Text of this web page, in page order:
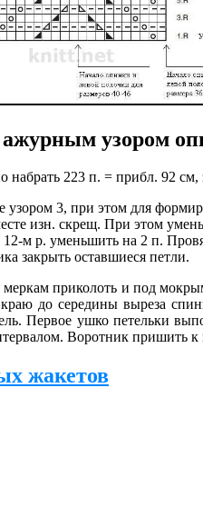
узором
223 п. = прибл. 92 см,
узором 3, при этом для
изн. скрещ. При этом
м р. уменьшить на 2 п.
закрыть оставшиеся петли.
меркам приколоть и под
до середины выреза
Первое ушко петельки
Воротник пришить
жакетов